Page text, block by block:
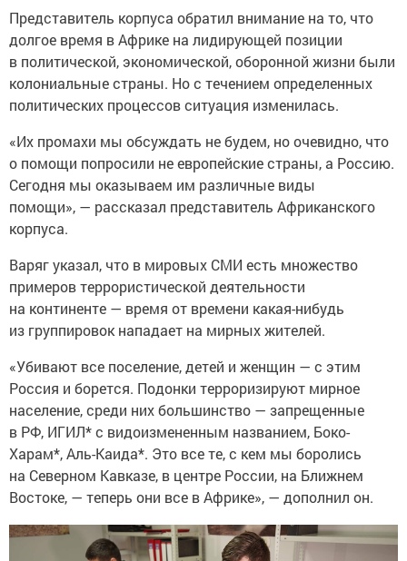
Представитель корпуса обратил внимание на то, что
долгое время в Африке на лидирующей позиции
в политической, экономической, оборонной жизни были
колониальные страны. Но с течением определенных
политических процессов ситуация изменилась.
«Их промахи мы обсуждать не будем, но очевидно, что
о помощи попросили не европейские страны, а Россию.
Сегодня мы оказываем им различные виды
помощи», — рассказал представитель Африканского
корпуса.
Варяг указал, что в мировых СМИ есть множество
примеров террористической деятельности
на континенте — время от времени какая-нибудь
из группировок нападает на мирных жителей.
«Убивают все поселение, детей и женщин — с этим
Россия и борется. Подонки терроризируют мирное
население, среди них большинство — запрещенные
в РФ, ИГИЛ* с видоизмененным названием, Боко-
Харам*, Аль-Каида*. Это все те, с кем мы боролись
на Северном Кавказе, в центре России, на Ближнем
Востоке, — теперь они все в Африке», — дополнил он.